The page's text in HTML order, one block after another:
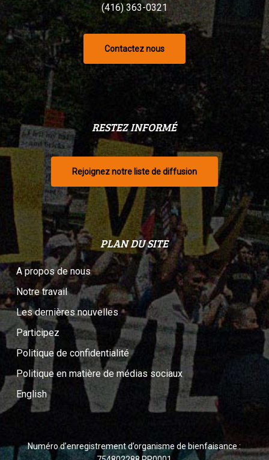
(416) 363-0321
Contactez nous
RESTEZ INFORMÉ
Rejoignez notre liste de diffusion
PLAN DU SITE
A propos de nous
Notre travail
Les dernières nouvelles
Participez
Politique de confidentialité
Politique en matière de médias sociaux
English
Numéro d’enregistrement d’organisme de bienfaisance :